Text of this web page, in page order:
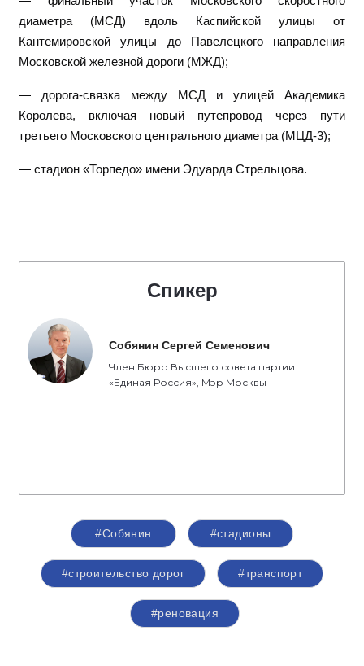
диаметра (МСД) вдоль Каспийской улицы от
Кантемировской улицы до Павелецкого направления
Московской железной дороги (МЖД);
— дорога-связка между МСД и улицей Академика
Королева, включая новый путепровод через пути
третьего Московского центрального диаметра (МЦД-3);
— стадион «Торпедо» имени Эдуарда Стрельцова.
Спикер
Собянин Сергей Семенович
Член Бюро Высшего совета партии
«Единая Россия», Мэр Москвы
#Собянин #стадионы
#строительство дорог #транспорт
#реновация